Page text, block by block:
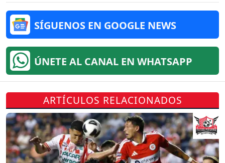
SÍGUENOS EN GOOGLE NEWS
ÚNETE AL CANAL EN WHATSAPP
ARTÍCULOS RELACIONADOS